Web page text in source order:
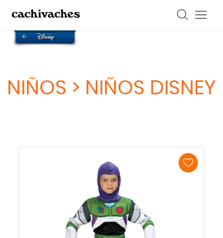
NIÑOS > NIÑOS DISNEY